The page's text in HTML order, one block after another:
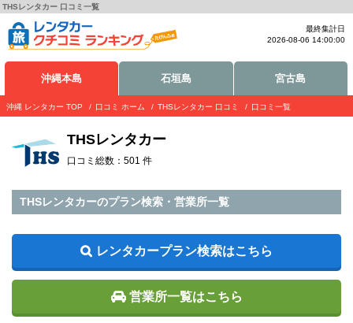
THSレンタカー 口コミ一覧
最終集計日
2026-08-06 14:00:00
沖縄本島 石垣島 宮古島
沖縄 レンタカー TOP 口コミ ホーム THSレンタカー 口コミ 口コミ一覧
THSレンタカー
口コミ総数：501 件
THSレンタカーのプラン検索・営業所一覧
レンタカープラン検索はこちら
営業所一覧はこちら